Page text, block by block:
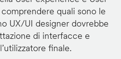
quali sono le
UX/UI designer dovrebbe
di interfacce e
finale.